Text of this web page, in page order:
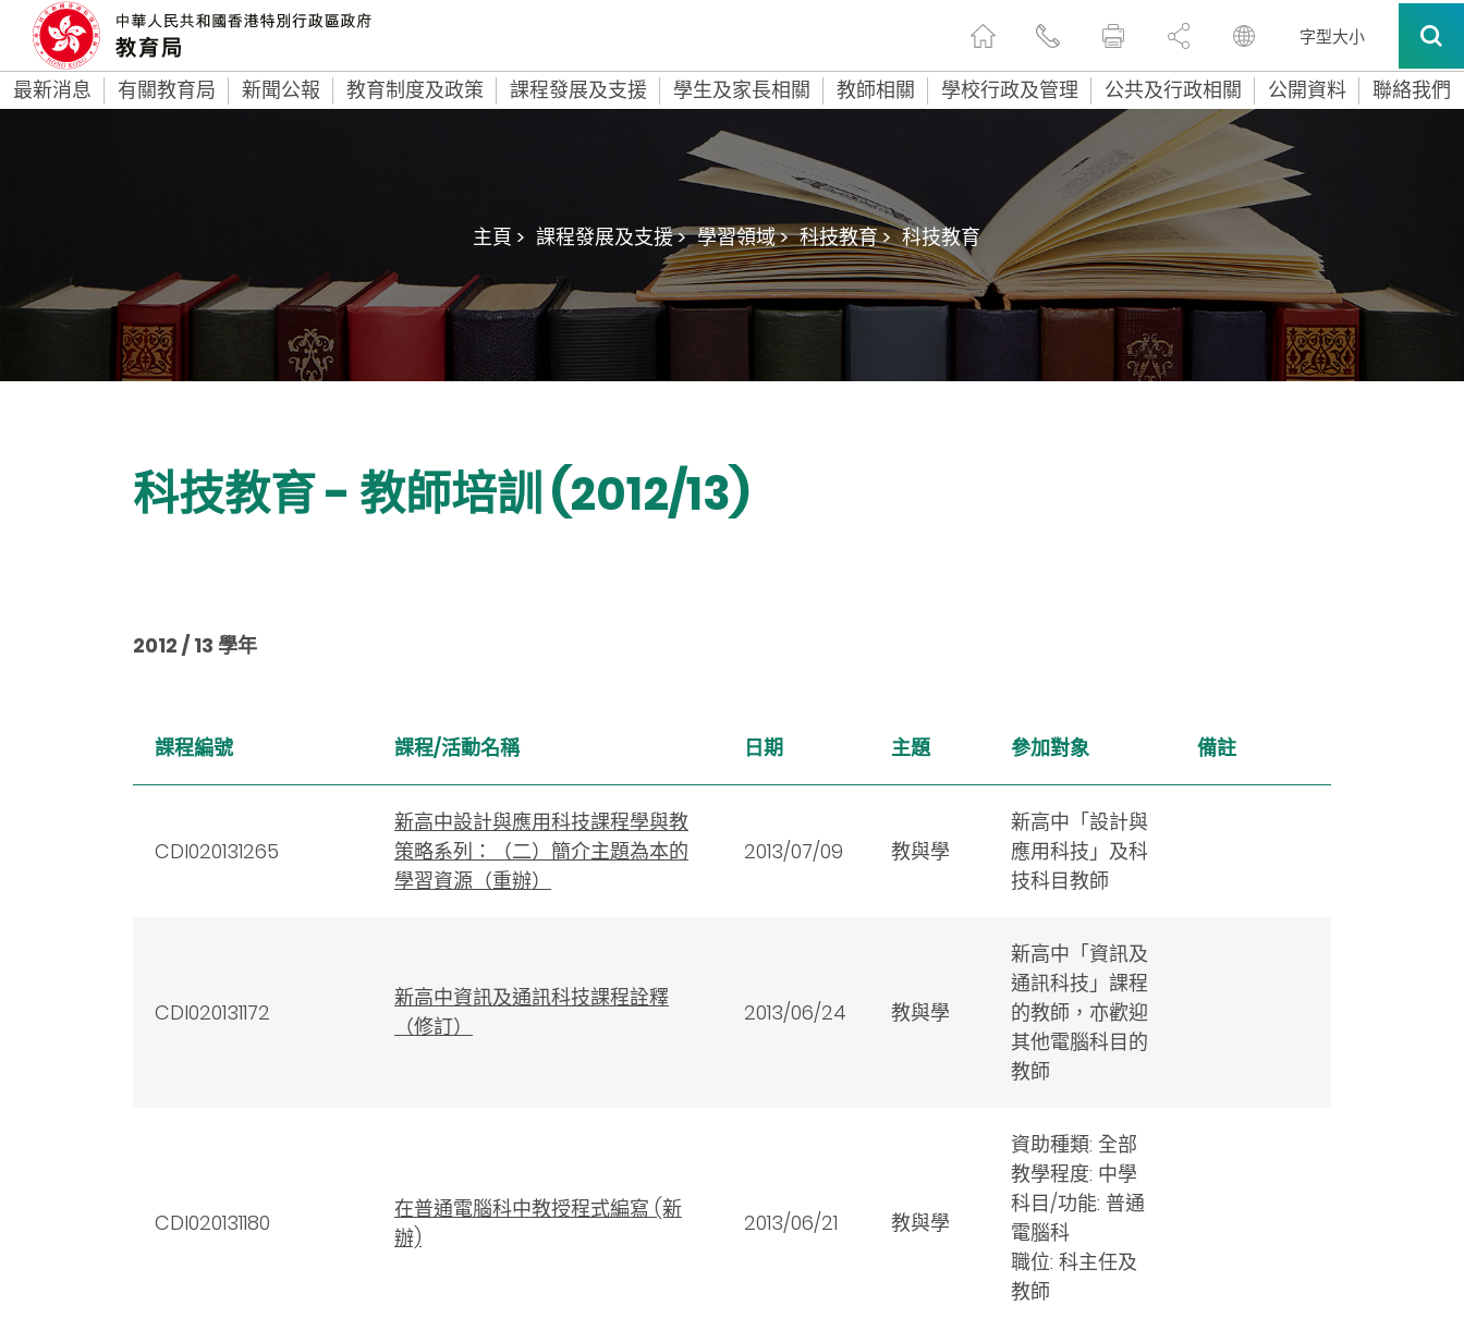
字型大小
最新消息 有關教育局 新聞公報 教育制度及政策 課程發展及支援 學生及家長相關 教師相關 學校行政及管理 公共及行政相關 公開資料 聯絡我們
主頁 > 課程發展及支援 > 學習領域 > 科技教育 > 科技教育
科技教育 - 教師培訓 (2012/13)
2012 / 13 學年
課程編號 課程/活動名稱 日期 主題 參加對象 備註
CDI020131265
新高中設計與應用科技課程學與教
策略系列：（二）簡介主題為本的
學習資源（重辦）
2013/07/09 教與學
新高中「設計與
應用科技」及科
技科目教師
CDI020131172
新高中資訊及通訊科技課程詮釋
（修訂）
2013/06/24 教與學
新高中「資訊及
通訊科技」課程
的教師，亦歡迎
其他電腦科目的
教師
CDI020131180
在普通電腦科中教授程式編寫 (新
辦)
2013/06/21 教與學
資助種類: 全部
教學程度: 中學
科目/功能: 普通
電腦科
職位: 科主任及
教師